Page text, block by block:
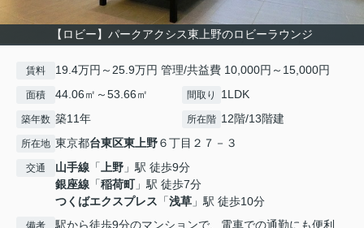
【ロビー】パークアクシス東上野のロビーラウンジ
賃料 19.4万円～25.9万円 管理/共益費 10,000円～15,000円
面積 44.06㎡～53.66㎡ 間取り 1LDK
築年数 築11年 所在階 12階/13階建
所在地 東京都台東区東上野６丁目２７－３
交通 山手線 「上野 」駅 徒歩9分
銀座線 「稲荷町」駅 徒歩7分
つくばエクスプレス 「浅草 」駅 徒歩10分
駅から徒歩9分のマンションで、電車での通勤にも便利